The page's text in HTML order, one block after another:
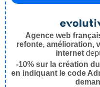
Agence web
refonte, amélioration,
internet
-10% sur la création
en indiquant le code